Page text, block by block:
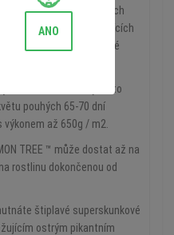
kompaktních mrazivých
trichomů uvolňujících
je opravdové smyslové
low stress dosahuje tato
pouhých 65-70 dní
až 650g / m2.
TREE ™ může dostat až na
rostlinu dokončenou od
štiplavé superskunkové
ostrým pikantním
ANO